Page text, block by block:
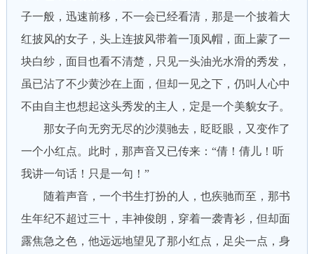
子一般，迅速前移，不一会已经看清，那是一个披着大
红披风的女子，头上连披风带着一顶风帽，面上蒙了一
块白纱，面目也看不清楚，只见一头油光水滑的秀发，
虽已沾了不少黄沙在上面，但却一见之下，仍叫人心中
不由自主也想起这头秀发的主人，定是一个美貌女子。
那女子向无穷无尽的沙漠驰去，眨眨眼，又变作了
一个小红点。此时，那声音又已传来：“倩！倩儿！听
我讲一句话！只是一句！”
随着声音，一个书生打扮的人，也疾驰而至，那书
生年纪不超过三十，丰神俊朗，穿着一袭青衫，但却面
露焦急之色，他远远地望见了那小红点，足尖一点，身